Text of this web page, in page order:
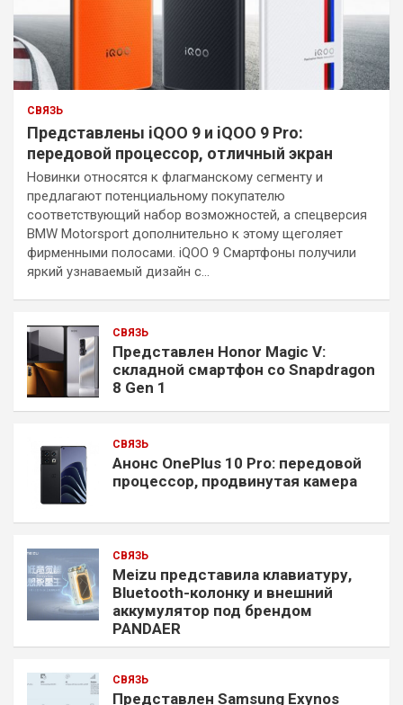
СВЯЗЬ
Представлены iQOO 9 и iQOO 9 Pro:
передовой процессор, отличный экран
Новинки относятся к флагманскому сегменту и
предлагают потенциальному покупателю
соответствующий набор возможностей, а спецверсия
BMW Motorsport дополнительно к этому щеголяет
фирменными полосами. iQOO 9 Смартфоны получили
яркий узнаваемый дизайн с…
СВЯЗЬ
Представлен Honor Magic V:
складной смартфон со Snapdragon
8 Gen 1
СВЯЗЬ
Анонс OnePlus 10 Pro: передовой
процессор, продвинутая камера
СВЯЗЬ
Meizu представила клавиатуру,
Bluetooth-колонку и внешний
аккумулятор под брендом
PANDAER
СВЯЗЬ
Представлен Samsung Exynos